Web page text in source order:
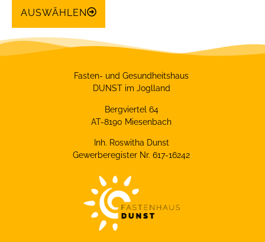
AUSWÄHLEN
Fasten- und Gesundheitshaus
DUNST im Joglland
Bergviertel 64
AT-8190 Miesenbach
Inh. Roswitha Dunst
Gewerberegister Nr. 617-16242